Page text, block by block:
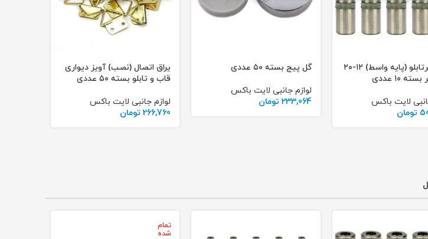
اسپیسرتابلو (پایه واسط) ۱۲-۲۰
۱۰ عددی
لایت باکس
تومان
گل پیج بسته ۵۰ عددی
لوازم جانبی لایت باکس
233,064 تومان
یراق اتصال (نصب) آویز دیواری
قاب و تابلو بسته ۵۰ عددی
لوازم جانبی لایت باکس
266,760 تومان
تمام
شده